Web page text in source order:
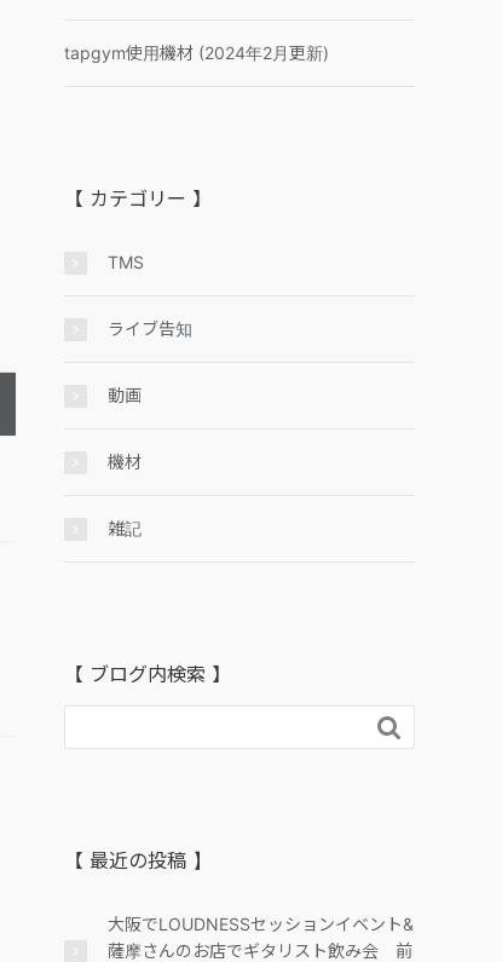
tapgym使用機材 (2024年2月更新)
【 カテゴリー 】
TMS
ライブ告知
動画
機材
雑記
【 ブログ内検索 】

【 最近の投稿 】
大阪でLOUDNESSセッションイベント&
薩摩さんのお店でギタリスト飲み会 前